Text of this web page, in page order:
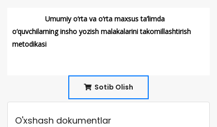
Umumiy o‘rta va o‘rta maxsus ta’limda
o‘quvchilarning insho yozish malakalarini takomillashtirish
metodikasi
Sotib Olish
O'xshash dokumentlar